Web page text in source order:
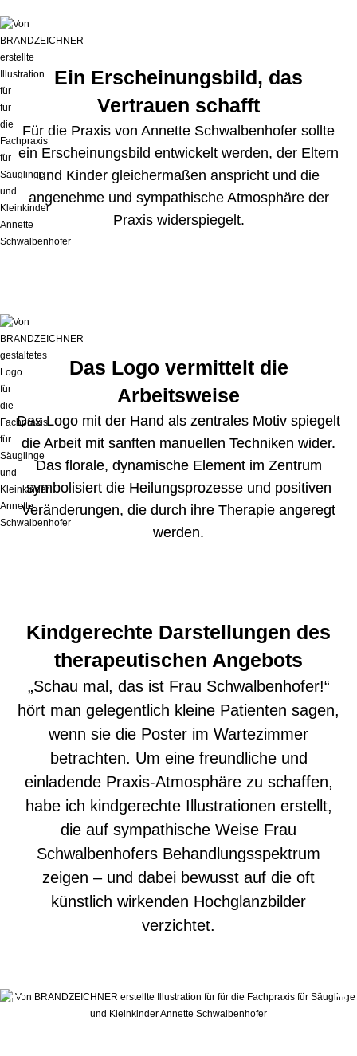
Ein Erscheinungsbild, das
Vertrauen schafft
Für die Praxis von Annette Schwalbenhofer sollte
ein Erscheinungsbild entwickelt werden, der Eltern
und Kinder gleichermaßen anspricht und die
angenehme und sympathische Atmosphäre der
Praxis widerspiegelt.
Das Logo vermittelt die
Arbeitsweise
Das Logo mit der Hand als zentrales Motiv spiegelt
die Arbeit mit sanften manuellen Techniken wider.
Das florale, dynamische Element im Zentrum
symbolisiert die Heilungsprozesse und positiven
Veränderungen, die durch ihre Therapie angeregt
werden.
Kindgerechte Darstellungen des
therapeutischen Angebots
„Schau mal, das ist Frau Schwalbenhofer!“
hört man gelegentlich kleine Patienten sagen,
wenn sie die Poster im Wartezimmer
betrachten. Um eine freundliche und
einladende Praxis-Atmosphäre zu schaffen,
habe ich kindgerechte Illustrationen erstellt,
die auf sympathische Weise Frau
Schwalbenhofers Behandlungsspektrum
zeigen – und dabei bewusst auf die oft
künstlich wirkenden Hochglanzbilder
verzichtet.